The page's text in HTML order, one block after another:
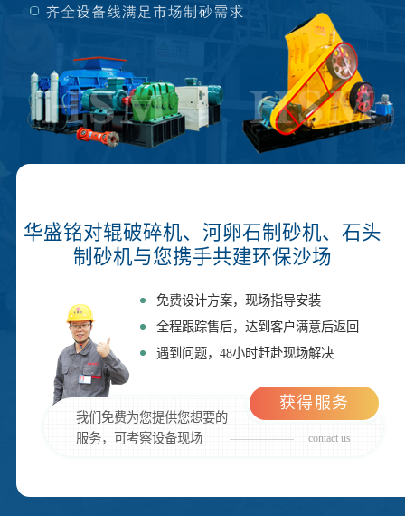
华盛铭对辊破碎机、河卵石制砂机、石头
制砂机与您携手共建环保沙场
免费设计方案，现场指导安装
全程跟踪售后，达到客户满意后返回
遇到问题，48小时赶赴现场解决
我们免费为您提供您想要的
服务，可考察设备现场
contact us
获得服务